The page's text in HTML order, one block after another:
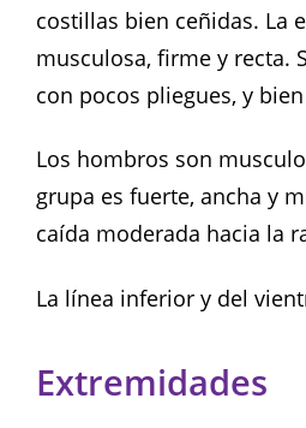
costillas bien ceñidas. La
musculosa, firme y recta.
con pocos pliegues, y
Los hombros son
grupa es fuerte, ancha y
caída moderada hacia la
La línea inferior y del
Extremidades